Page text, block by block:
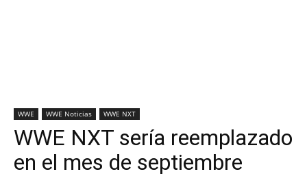
WWE WWE Noticias WWE NXT
WWE NXT sería reemplazado
en el mes de septiembre